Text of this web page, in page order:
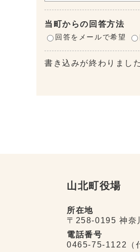
当町からの回答方法
回答をメールで希望
書き込みが終わりまし
山北町役場
所在地
〒258-0195 神奈
電話番号
0465-75-1122（